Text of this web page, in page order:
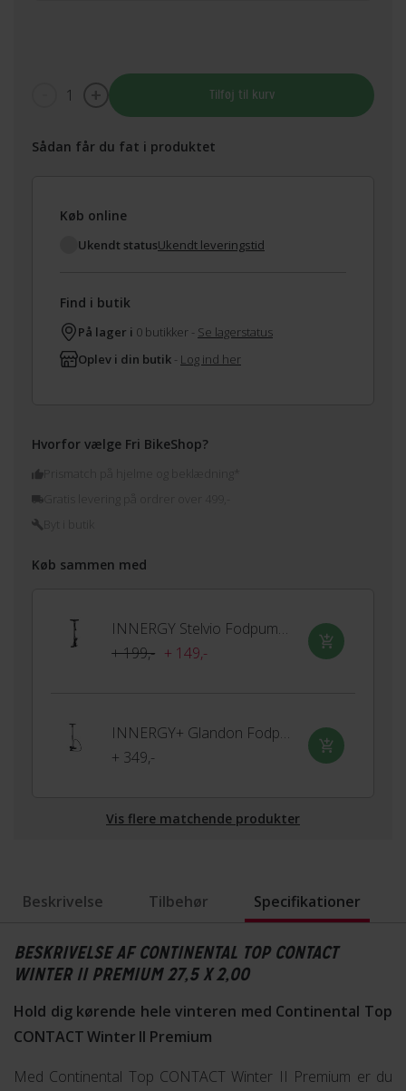
1 Tilføj til kurv
Sådan får du fat i produktet
Køb online
Ukendt statusUkendt leveringstid
Find i butik
På lager i 0 butikker - Se lagerstatus
Oplev i din butik - Log ind her
Hvorfor vælge Fri BikeShop?
Prismatch på hjelme og beklædning*
Køb sammen med
INNERGY Stelvio Fodpumpe
+ 199,- + 149,-
INNERGY+ Glandon Fodpumpe
+ 349,-
Vis flere matchende produkter
Beskrivelse Tilbehør Specifikationer
BESKRIVELSE AF CONTINENTAL TOP CONTACT
WINTER II PREMIUM 27,5 X 2,00
Hold dig kørende hele vinteren med Continental Top
CONTACT Winter II Premium
Med Continental Top CONTACT Winter II Premium er du